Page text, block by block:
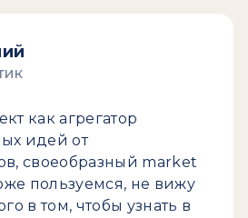
как агрегатор
идей от
своеобразный market
пользуемся, не вижу
в том, чтобы узнать в